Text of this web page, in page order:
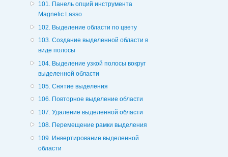
101. Панель опций инструмента
Magnetic Lasso
102. Выделение области по цвету
103. Создание выделенной области в
виде полосы
104. Выделение узкой полосы вокруг
выделенной области
105. Снятие выделения
106. Повторное выделение области
107. Удаление выделенной области
108. Перемещение рамки выделения
109. Инвертирование выделенной
области